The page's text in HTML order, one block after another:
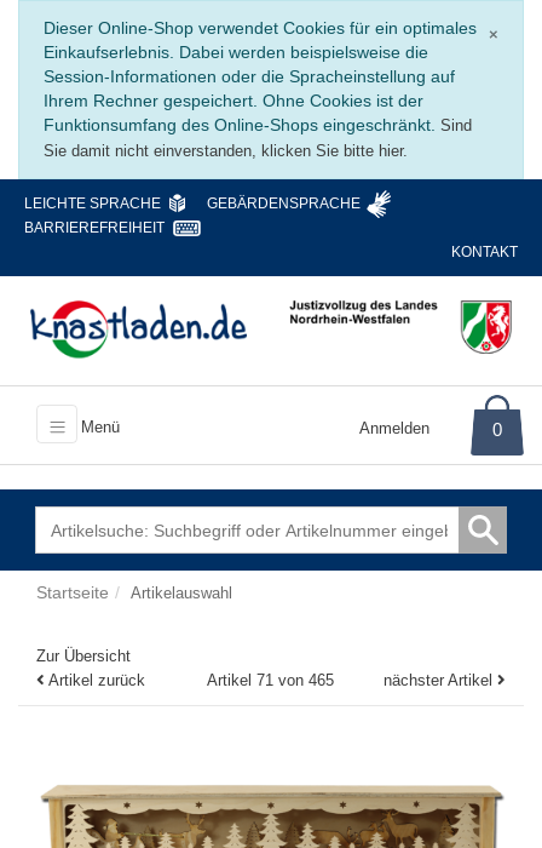
×
Dieser Online-Shop verwendet Cookies für ein optimales
Einkaufserlebnis. Dabei werden beispielsweise die
Session-Informationen oder die Spracheinstellung auf
Ihrem Rechner gespeichert. Ohne Cookies ist der
Funktionsumfang des Online-Shops eingeschränkt. Sind
Sie damit nicht einverstanden, klicken Sie bitte hier.
LEICHTE SPRACHE
GEBÄRDENSPRACHE
BARRIEREFREIHEIT
KONTAKT
Menü Anmelden 0
Startseite Artikelauswahl
Zur Übersicht
Artikel zurück
Artikel 71 von 465 nächster Artikel